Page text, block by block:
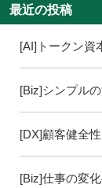
最近の投稿
[AI]トークン資
[Biz]シンプル
[DX]顧客健全
[Biz]仕事の変